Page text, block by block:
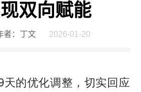
双向赋能
者：丁文 2026-01-20
天的优化调整，切实回应